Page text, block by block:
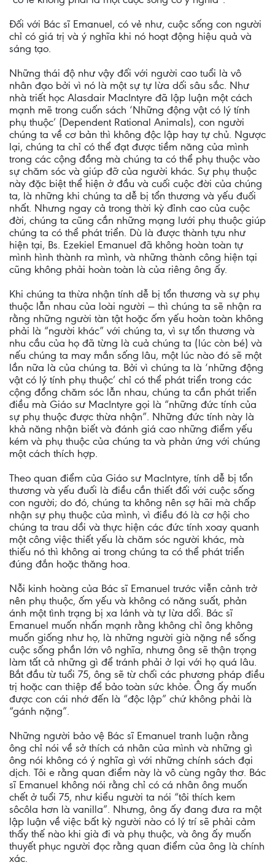
Đối với Bác sĩ Emanuel, có vẻ như, cuộc sống con người
chỉ có giá trị và ý nghĩa khi nó hoạt động hiệu quả và
sáng tạo.
Những thái độ như vậy đối với người cao tuổi là vô
nhân đạo bởi vì nó là một sự tự lừa dối sâu sắc. Như
nhà triết học Alasdair MacIntyre đã lập luận một cách
mạnh mẽ trong cuốn sách ‘Những động vật có lý tính
phụ thuộc’ (Dependent Rational Animals), con người
chúng ta về cơ bản thì không độc lập hay tự chủ. Ngược
lại, chúng ta chỉ có thể đạt được tiềm năng của mình
trong các cộng đồng mà chúng ta có thể phụ thuộc vào
sự chăm sóc và giúp đỡ của người khác. Sự phụ thuộc
này đặc biệt thể hiện ở đầu và cuối cuộc đời của chúng
ta, là những khi chúng ta dễ bị tổn thương và yếu đuối
nhất. Nhưng ngay cả trong thời kỳ đỉnh cao của cuộc
đời, chúng ta cũng cần những mạng lưới phụ thuộc giúp
chúng ta có thể phát triển. Dù là được thành tựu như
hiện tại, Bs. Ezekiel Emanuel đã không hoàn toàn tự
mình hình thành ra mình, và những thành công hiện tại
cũng không phải hoàn toàn là của riêng ông ấy.
Khi chúng ta thừa nhận tính dễ bị tổn thương và sự phụ
thuộc lẫn nhau của loài người — thì chúng ta sẽ nhận ra
rằng những người tàn tật hoặc ốm yếu hoàn toàn không
phải là “người khác” với chúng ta, vì sự tổn thương và
nhu cầu của họ đã từng là cuả chúng ta (lúc còn bé) và
nếu chúng ta may mắn sống lâu, một lúc nào đó sẽ một
lần nữa là của chúng ta. Bởi vì chúng ta là ‘những động
vật có lý tính phụ thuộc’ chỉ có thể phát triển trong các
cộng đồng chăm sóc lẫn nhau, chúng ta cần phát triển
điều mà Giáo sư MacIntyre gọi là “những đức tính của
sự phụ thuộc được thừa nhận”. Những đức tính này là
khả năng nhận biết và đánh giá cao những điểm yếu
kém và phụ thuộc của chúng ta và phản ứng với chúng
một cách thích hợp.
Theo quan điểm của Giáo sư MacIntyre, tính dễ bị tổn
thương và yếu đuối là điều cần thiết đối với cuộc sống
con người; do đó, chúng ta không nên sợ hãi mà chấp
nhận sự phụ thuộc của mình, vì điều đó là cơ hội cho
chúng ta trau dồi và thực hiện các đức tính xoay quanh
một công việc thiết yếu là chăm sóc người khác, mà
thiếu nó thì không ai trong chúng ta có thể phát triển
đúng đắn hoặc thăng hoa.
Nỗi kinh hoàng của Bác sĩ Emanuel trước viễn cảnh trở
nên phụ thuộc, ốm yếu và không có năng suất, phản
ánh một tình trạng bị xa lánh và tự lừa dối. Bác sĩ
Emanuel muốn nhấn mạnh rằng không chỉ ông không
muốn giống như họ, là những người già nặng nề sống
cuộc sống phần lớn vô nghĩa, nhưng ông sẽ thận trọng
làm tất cả những gì để tránh phải ở lại với họ quá lâu.
Bắt đầu từ tuổi 75, ông sẽ từ chối các phương pháp điều
trị hoặc can thiệp để bảo toàn sức khỏe. Ông ấy muốn
được con cái nhớ đến là “độc lập” chứ không phải là
“gánh nặng”.
Những người bảo vệ Bác sĩ Emanuel tranh luận rằng
ông chỉ nói về sở thích cá nhân của mình và những gì
ông nói không có ý nghĩa gì với những chính sách đại
dịch. Tôi e rằng quan điểm này là vô cùng ngây thơ. Bác
sĩ Emanuel không nói rằng chỉ có cá nhân ông muốn
chết ở tuổi 75, như kiểu người ta nói “tôi thích kem
sôcôla hơn là vanilla”. Nhưng, ông ấy đang đưa ra một
lập luận về việc bất kỳ người nào có lý trí sẽ phải cảm
thấy thế nào khi già đi và phụ thuộc, và ông ấy muốn
thuyết phục người đọc rằng quan điểm của ông là chính
xác.